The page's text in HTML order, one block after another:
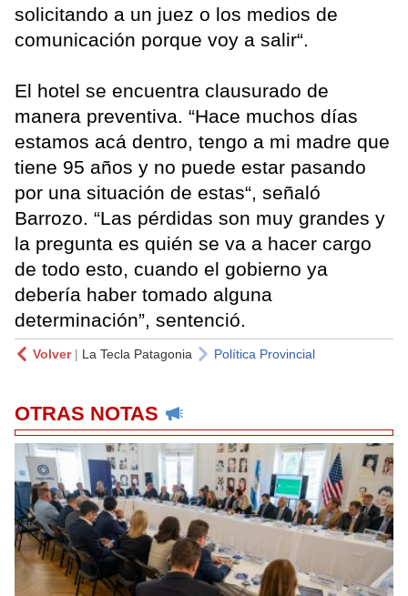
solicitando a un juez o los medios de
comunicación porque voy a salir“.
El hotel se encuentra clausurado de
manera preventiva. “Hace muchos días
estamos acá dentro, tengo a mi madre que
tiene 95 años y no puede estar pasando
por una situación de estas“, señaló
Barrozo. “Las pérdidas son muy grandes y
la pregunta es quién se va a hacer cargo
de todo esto, cuando el gobierno ya
debería haber tomado alguna
determinación”, sentenció.
Volver| La Tecla Patagonia Política Provincial
OTRAS NOTAS